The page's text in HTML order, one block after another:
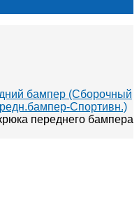
бампер (Сборочный
Спортивн.)
переднего бампера